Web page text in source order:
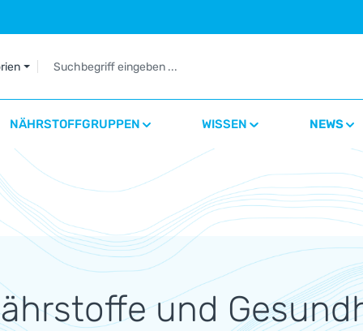
NÄHRSTOFFGRUPPEN WISSEN NEWS
und